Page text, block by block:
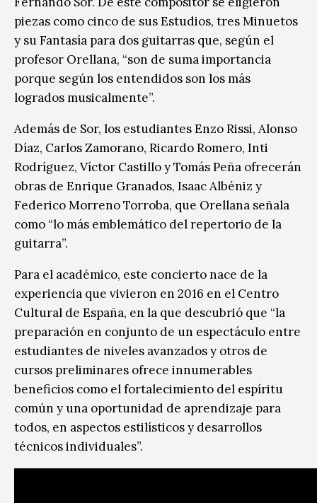
piezas como cinco de sus Estudios, tres Minuetos
y su Fantasía para dos guitarras que, según el
profesor Orellana, “son de suma importancia
porque según los entendidos son los más
logrados musicalmente”.
Además de Sor, los estudiantes Enzo Rissi, Alonso
Díaz, Carlos Zamorano, Ricardo Romero, Inti
Rodríguez, Víctor Castillo y Tomás Peña ofrecerán
obras de Enrique Granados, Isaac Albéniz y
Federico Morreno Torroba, que Orellana señala
como “lo más emblemático del repertorio de la
guitarra”.
Para el académico, este concierto nace de la
experiencia que vivieron en 2016 en el Centro
Cultural de España, en la que descubrió que “la
preparación en conjunto de un espectáculo entre
estudiantes de niveles avanzados y otros de
cursos preliminares ofrece innumerables
beneficios como el fortalecimiento del espíritu
común y una oportunidad de aprendizaje para
todos, en aspectos estilísticos y desarrollos
técnicos individuales”.